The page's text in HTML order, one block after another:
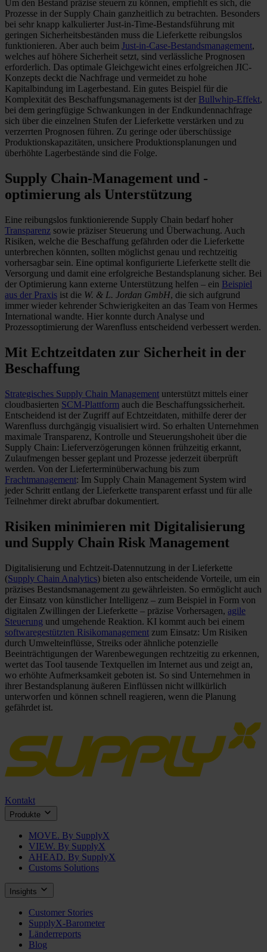
Um den Bestand präzise steuern zu können, empfiehlt es sich, die
Prozesse in der Supply Chain ganzheitlich zu betrachten. Besonders
bei sehr knapp kalkulierter Just-in-Time-Bestandsführung mit
geringen Sicherheitsbeständen muss die Lieferkette reibungslos
funktionieren. Aber auch beim Just-in-Case-Bestandsmanagement,
welches auf höhere Sicherheit setzt, sind verlässliche Prognosen
erforderlich. Das optimale Gleichgewicht eines erfolgreichen JIC-
Konzepts deckt die Nachfrage und vermeidet zu hohe
Kapitalbindung im Lagerbestand. Ein gutes Beispiel für die
Komplexität des Beschaffungsmanagements ist der Bullwhip-Effekt,
bei dem geringfügige Schwankungen in der Endkundennachfrage
sich über die einzelnen Stufen der Lieferkette verstärken und zu
verzerrten Prognosen führen. Zu geringe oder überschüssige
Produktionskapazitäten, unsichere Produktionsplanungen und
überhöhte Lagerbestände sind die Folge.
Supply Chain-Management und -
optimierung als Unterstützung
Eine reibungslos funktionierende Supply Chain bedarf hoher
Transparenz sowie präziser Steuerung und Überwachung. Auch
Risiken, welche die Beschaffung gefährden oder die Lieferkette
unterbrechen könnten, sollten möglichst genau und rechtzeitig
vorhersagbar sein. Eine optimal konfigurierte Lieferkette stellt die
Versorgung und damit eine erfolgreiche Bestandsplanung sicher. Bei
der Optimierung kann externe Unterstützung helfen – ein Beispiel
aus der Praxis ist die W. & L. Jordan GmbH, die sich aufgrund
immer wieder kehrender Schwierigkeiten an das Team von Hermes
International wandte. Hier konnte durch Analyse und
Prozessoptimierung der Warenfluss entscheidend verbessert werden.
Mit Echtzeitdaten zur Sicherheit in der
Beschaffung
Strategisches Supply Chain Management unterstützt mittels einer
cloudbasierten SCM-Plattform auch die Beschaffungssicherheit.
Entscheidend ist der Zugriff auf Echtzeitdaten, mithilfe derer der
Warenfluss durchgängig visualisiert wird. So erhalten Unternehmen
maximale Transparenz, Kontrolle und Steuerungshoheit über die
Supply Chain: Lieferverzögerungen können frühzeitig erkannt,
Zulaufmengen besser geplant und Prozesse jederzeit überprüft
werden. Von der Lieferterminüberwachung bis zum
Frachtmanagement: Im Supply Chain Management System wird
jeder Schritt entlang der Lieferkette transparent erfasst und für alle
Teilnehmer direkt abrufbar dokumentiert.
Risiken minimieren mit Digitalisierung
und Supply Chain Risk Management
Digitalisierung und Echtzeit-Datennutzung in der Lieferkette
(Supply Chain Analytics) bieten also entscheidende Vorteile, um ein
präzises Bestandsmanagement zu gewährleisten. So ermöglicht auch
der Einsatz von künstlicher Intelligenz – zum Beispiel in Form von
digitalen Zwillingen der Lieferkette – präzise Vorhersagen, agile
Steuerung und umgehende Reaktion. KI kommt auch bei einem
softwaregestützten Risikomanagement zum Einsatz: Um Risiken
durch Umwelteinflüsse, Streiks oder ähnliche potenzielle
Beeinträchtigungen der Warenbewegungen rechtzeitig zu erkennen,
wertet das Tool tausende Textquellen im Internet aus und zeigt an,
wo erhöhte Aufmerksamkeit geboten ist. So sind Unternehmen in
ihrer Bestandsplanung äußeren Einflüssen nicht willkürlich
unterworfen und können schnell reagieren, wenn die Planung
gefährdet ist.
Kontakt
Produkte
MOVE. By SupplyX
VIEW. By SupplyX
AHEAD. By SupplyX
Customs Solutions
Insights
Customer Stories
SupplyX-Barometer
Länderreports
Blog